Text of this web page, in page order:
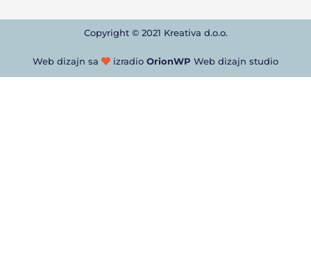
Copyright © 2021 Kreativa d.o.o.
Web dizajn sa izradio OrionWP Web dizajn studio